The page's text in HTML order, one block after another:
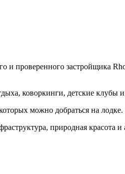
и проверенного застройщика
коворкинги, детские клубы
можно добраться на лодке.
природная красота и